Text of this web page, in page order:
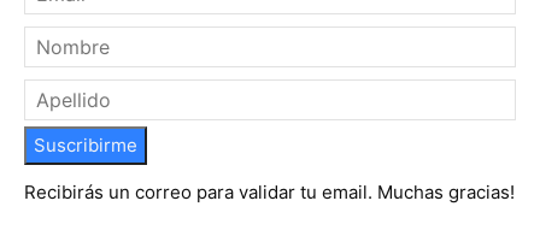
Suscribirme
Recibirás un correo para validar tu email. Muchas gracias!